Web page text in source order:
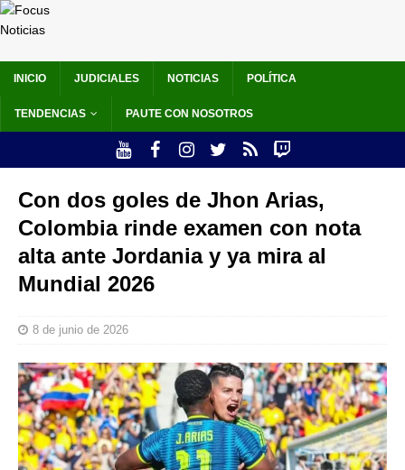
INICIO JUDICIALES NOTICIAS POLÍTICA
TENDENCIAS PAUTE CON NOSOTROS
Con dos goles de Jhon Arias,
Colombia rinde examen con nota
alta ante Jordania y ya mira al
Mundial 2026
8 de junio de 2026